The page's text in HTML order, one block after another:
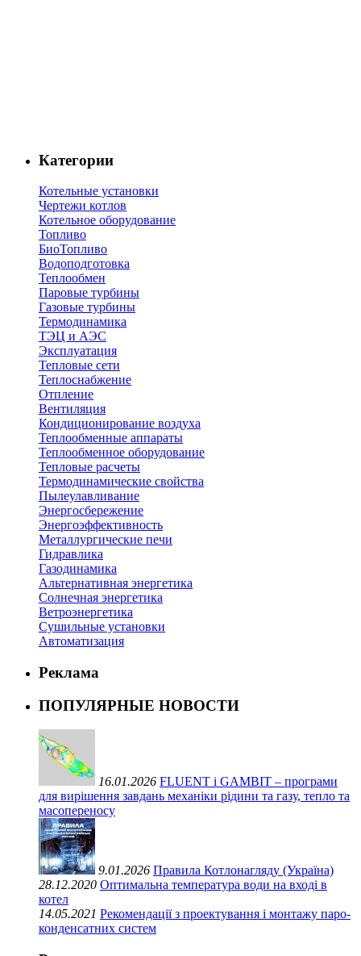
Категории
Котельные установки
Чертежи котлов
Котельное оборудование
Топливо
БиоТопливо
Водоподготовка
Теплообмен
Паровые турбины
Газовые турбины
Термодинамика
ТЭЦ и АЭС
Эксплуатация
Тепловые сети
Теплоснабжение
Отпление
Вентиляция
Кондиционирование воздуха
Теплообменные аппараты
Теплообменное оборудование
Тепловые расчеты
Термодинамические свойства
Пылеулавливание
Энергосбережение
Энергоэффективность
Металлургические печи
Гидравлика
Газодинамика
Альтернативная энергетика
Солнечная энергетика
Ветроэнергетика
Сушильные установки
Автоматизация
Реклама
ПОПУЛЯРНЫЕ НОВОСТИ
16.01.2026 FLUENT і GAMBIT – програми
для вирішення завдань механіки рідини та газу, тепло та
масопереносу
9.01.2026 Правила Котлонагляду (Україна)
28.12.2020 Оптимальна температура води на вході в
котел
14.05.2021 Рекомендації з проектування і монтажу паро-
конденсатних систем